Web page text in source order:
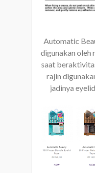
Automatic
digunakan oleh
saat
rajin
jadinya